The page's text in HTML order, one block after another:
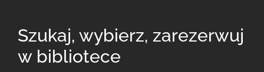
Szukaj, wybierz, zarezerwuj
w bibliotece